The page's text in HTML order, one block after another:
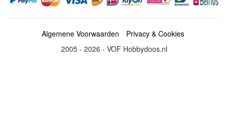
Algemene Voorwaarden
Privacy & Cookies
2005 - 2026 - VOF Hobbydoos.nl